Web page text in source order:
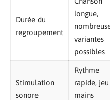
Durée du
regroupement
longue,
variantes
possibles
Stimulation
sonore
Rythme
rapide,
mains